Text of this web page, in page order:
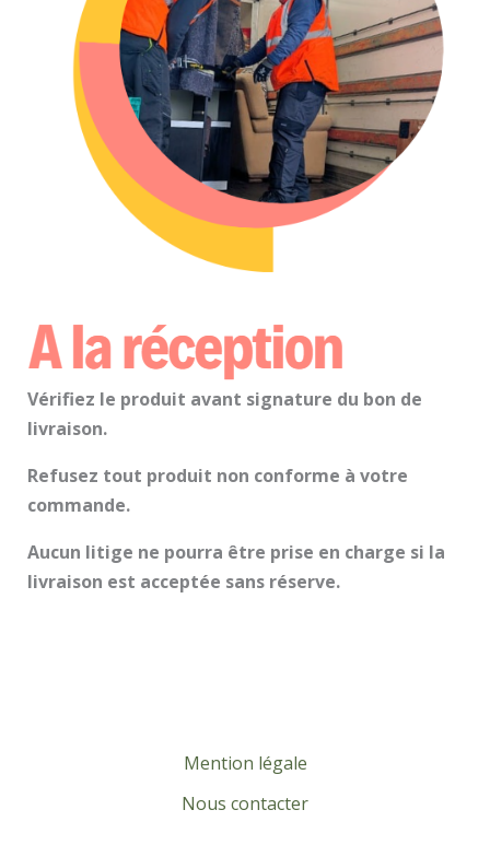
Vérifiez le produit avant signature du bon de
livraison.
Refusez tout produit non conforme à votre
commande.
Aucun litige ne pourra être prise en charge si la
livraison est acceptée sans réserve.
Mention légale
Nous contacter